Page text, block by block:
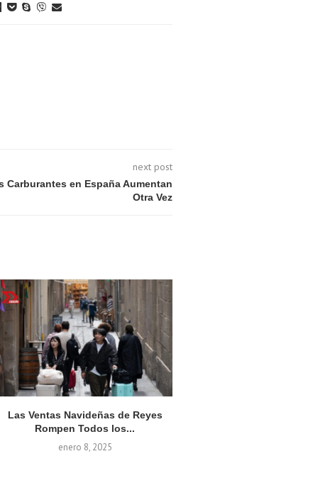
next post
Carburantes en España Aumentan
Otra Vez
Las Ventas Navideñas de Reyes
Rompen Todos los...
enero 8, 2025